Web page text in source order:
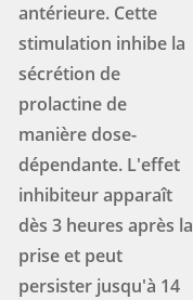
antérieure. Cette
stimulation inhibe la
sécrétion de
prolactine de
manière dose-
dépendante. L'effet
inhibiteur apparaît
dès 3 heures après la
prise et peut
persister jusqu'à 14